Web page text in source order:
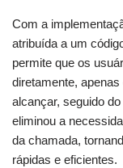
Com a
atribuída a um
permite que os
diretamente,
alcançar, seguido
eliminou a
da chamada,
rápidas e eficientes.